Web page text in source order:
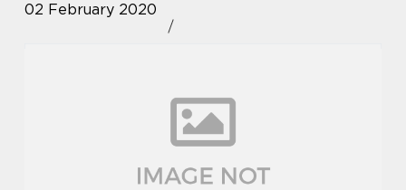
02 February 2020